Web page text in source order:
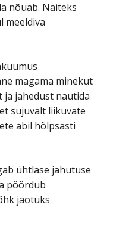
nõuab. Näiteks
meeldiva
magama minekut
ja jahedust nautida
sujuvalt liikuvate
abil hõlpsasti
ühtlase jahutuse
pöördub
jaotuks